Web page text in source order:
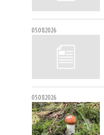
05.08.2026
05.08.2026